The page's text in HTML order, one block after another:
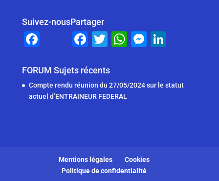
Suivez-nous
c
e
b
Partager
F
c
e
b
T
tt
er
W
s
A
M
e
e
FORUM Sujets récents
Compte rendu réunion du 27/05/2024 sur le statut
actuel d’ENTRAINEUR FEDERAL
Mentions légales
Cookies
Politique de confidentialité